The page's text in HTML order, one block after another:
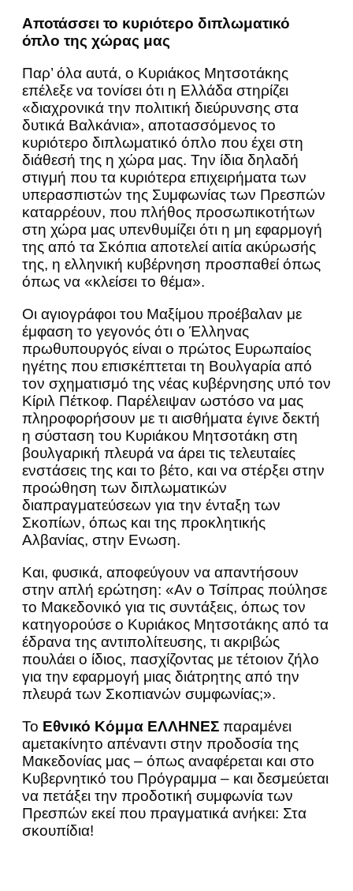
Αποτάσσει το κυριότερο διπλωματικό
όπλο της χώρας μας
Παρ’ όλα αυτά, ο Κυριάκος Μητσοτάκης
επέλεξε να τονίσει ότι η Ελλάδα στηρίζει
«διαχρονικά την πολιτική διεύρυνσης στα
δυτικά Βαλκάνια», αποτασσόμενος το
κυριότερο διπλωματικό όπλο που έχει στη
διάθεσή της η χώρα μας. Την ίδια δηλαδή
στιγμή που τα κυριότερα επιχειρήματα των
υπερασπιστών της Συμφωνίας των Πρεσπών
καταρρέουν, που πλήθος προσωπικοτήτων
στη χώρα μας υπενθυμίζει ότι η μη εφαρμογή
της από τα Σκόπια αποτελεί αιτία ακύρωσής
της, η ελληνική κυβέρνηση προσπαθεί όπως
όπως να «κλείσει το θέμα».
Οι αγιογράφοι του Μαξίμου προέβαλαν με
έμφαση το γεγονός ότι ο Έλληνας
πρωθυπουργός είναι ο πρώτος Ευρωπαίος
ηγέτης που επισκέπτεται τη Βουλγαρία από
τον σχηματισμό της νέας κυβέρνησης υπό τον
Κίριλ Πέτκοφ. Παρέλειψαν ωστόσο να μας
πληροφορήσουν με τι αισθήματα έγινε δεκτή
η σύσταση του Κυριάκου Μητσοτάκη στη
βουλγαρική πλευρά να άρει τις τελευταίες
ενστάσεις της και το βέτο, και να στέρξει στην
προώθηση των διπλωματικών
διαπραγματεύσεων για την ένταξη των
Σκοπίων, όπως και της προκλητικής
Αλβανίας, στην Ενωση.
Και, φυσικά, αποφεύγουν να απαντήσουν
στην απλή ερώτηση: «Αν ο Τσίπρας πούλησε
το Μακεδονικό για τις συντάξεις, όπως τον
κατηγορούσε ο Κυριάκος Μητσοτάκης από τα
έδρανα της αντιπολίτευσης, τι ακριβώς
πουλάει ο ίδιος, πασχίζοντας με τέτοιον ζήλο
για την εφαρμογή μιας διάτρητης από την
πλευρά των Σκοπιανών συμφωνίας;».
Το Εθνικό Κόμμα ΕΛΛΗΝΕΣ παραμένει
αμετακίνητο απέναντι στην προδοσία της
Μακεδονίας μας – όπως αναφέρεται και στο
Κυβερνητικό του Πρόγραμμα – και δεσμεύεται
να πετάξει την προδοτική συμφωνία των
Πρεσπών εκεί που πραγματικά ανήκει: Στα
σκουπίδια!